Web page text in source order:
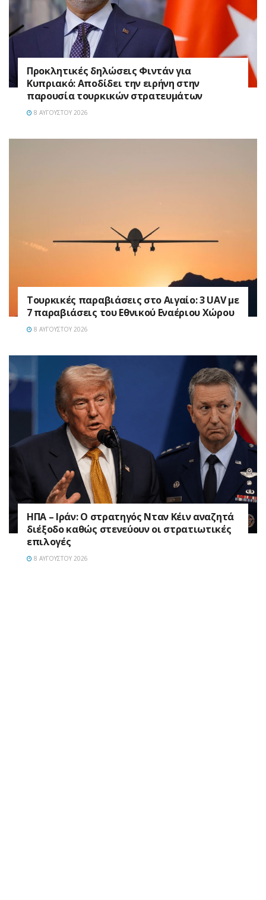
Προκλητικές δηλώσεις Φιντάν για
Κυπριακό: Αποδίδει την ειρήνη στην
παρουσία τουρκικών στρατευμάτων
8 ΑΥΓΟΎΣΤΟΥ 2026
Τουρκικές παραβιάσεις στο Αιγαίο: 3 UAV με
7 παραβιάσεις του Εθνικού Εναέριου Χώρου
8 ΑΥΓΟΎΣΤΟΥ 2026
ΗΠΑ – Ιράν: Ο στρατηγός Νταν Κέιν αναζητά
διέξοδο καθώς στενεύουν οι στρατιωτικές
επιλογές
8 ΑΥΓΟΎΣΤΟΥ 2026